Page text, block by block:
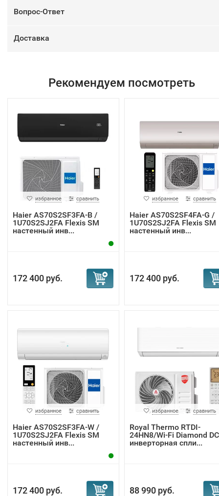
Вопрос-Ответ
Доставка
Рекомендуем посмотреть
избранное сравнить
Haier AS70S2SF3FA-B /
1U70S2SJ2FA Flexis SM
настенный инв...
172 400 руб.
избранное сравнить
Haier AS70S2SF4FA-G /
1U70S2SJ2FA Flexis SM
настенный инв...
172 400 руб.
избранное сравнить
Haier AS70S2SF3FA-W /
1U70S2SJ2FA Flexis SM
настенный инв...
172 400 руб.
избранное сравнить
Royal Thermo RTDI-
24HN8/Wi-Fi Diamond DC
инверторная спли...
88 990 руб.